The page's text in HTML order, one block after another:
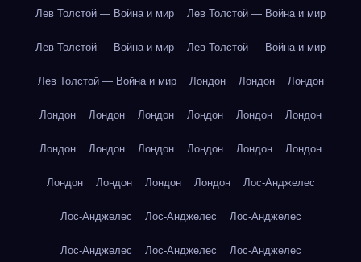
Лев Толстой — Война и мир Лев Толстой — Война и мир
Лев Толстой — Война и мир Лев Толстой — Война и мир
Лев Толстой — Война и мир Лондон Лондон Лондон
Лондон Лондон Лондон Лондон Лондон Лондон
Лондон Лондон Лондон Лондон Лондон Лондон
Лондон Лондон Лондон Лондон Лос-Анджелес
Лос-Анджелес Лос-Анджелес Лос-Анджелес
Лос-Анджелес Лос-Анджелес Лос-Анджелес